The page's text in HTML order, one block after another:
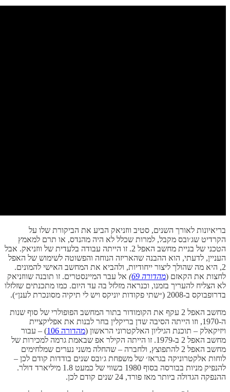
בריאיונות לאורך השנים, סטיב ווזניאק הביע את הביקורת שלו על
הקרדיט שג׳ובס מקבל, למרות שכלל לא היה מהנדס, או תרם למאמץ
הטכני של בניית מחשב האפל 2. זו הייתה עבודה בלעדית של ווזניאק. אבל
העניין, לדעתי, הוא ההבנה שהאריזה הנוחה והפשוטה לשימוש של האפל
2, היא מה שהולך ליצור ייחודיות, ולהביא את המחשב האישי להמונים.
לחצות את הקאזם (מהדורה 69 ) אל עבר המיינסטרים. זו תובנה שווזניאק
לא הצליח להעריך בזמנו, וכנראה מזלזל בה עד היום. כמו מתכנתים שזלזלו
בדרופבוקס ב-2008 (״שתי פקודות יוניקס ויש לי תיקיה מסונכרת לענן״).
מחשב האפל 2 עקף את הקומודור בתור המחשב הפופולרי של סוף שנות
ה-1970, וזו הייתה הסיבה שדן בריקלין בחר לבנות את אפליקציית
ויזיקאלק – תוכנת הגיליון האלקטרוני הראשון (מהדורה 106
) – עבור
מחשב האפל 2 ב-1979. זו הייתה הקילר אפ שבאמת גרמה למכירות של
מחשב האפל 2 להתפוצץ, ולחברה – שהחלה משני נערים שמלחימים
לוחות אלקטרוניקה בגראז׳ של משפחת ג׳ובס שנים בודדות קודם לכן –
להנפיק מניות בבורסה בסוף 1980 בשווי של כמעט 1.8 מיליארד דולר.
ההנפקה הגדולה ביותר מאז פורד, 24 שנים קודם לכן.